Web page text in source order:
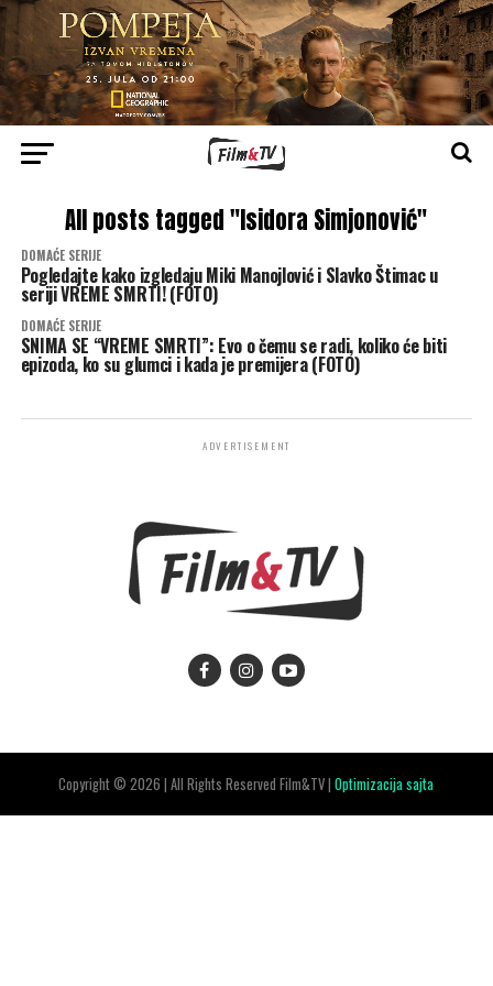
All posts tagged "Isidora Simjonović"
DOMAĆE SERIJE
Pogledajte kako izgledaju Miki Manojlović i Slavko Štimac u
seriji VREME SMRTI! (FOTO)
DOMAĆE SERIJE
SNIMA SE “VREME SMRTI”: Evo o čemu se radi, koliko će biti
epizoda, ko su glumci i kada je premijera (FOTO)
ADVERTISEMENT
Copyright © 2026 | All Rights Reserved Film&TV |Optimizacija sajta